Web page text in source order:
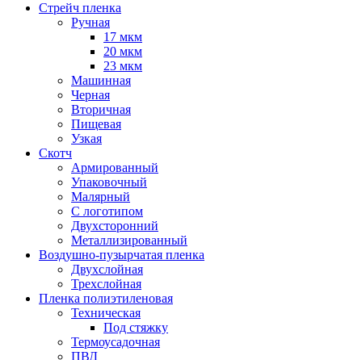
Стрейч пленка
Ручная
17 мкм
20 мкм
23 мкм
Машинная
Черная
Вторичная
Пищевая
Узкая
Скотч
Армированный
Упаковочный
Малярный
С логотипом
Двухсторонний
Металлизированный
Воздушно-пузырчатая пленка
Двухслойная
Трехслойная
Пленка полиэтиленовая
Техническая
Под стяжку
Термоусадочная
ПВД